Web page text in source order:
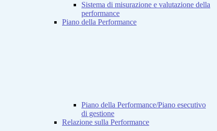
Sistema di misurazione e valutazione della
performance
Piano della Performance
Piano della Performance/Piano esecutivo
di gestione
Relazione sulla Performance